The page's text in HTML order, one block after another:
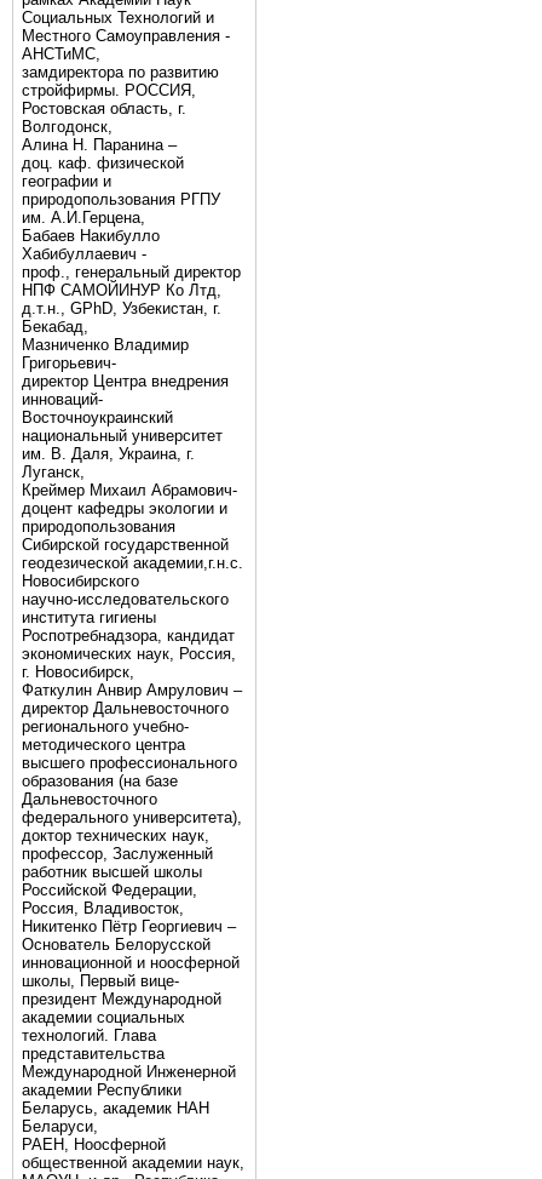
Социальных Технологий и
Местного Самоуправления -
АНСТиМС,
замдиректора по развитию
стройфирмы. РОССИЯ,
Ростовская область, г.
Волгодонск,
Алина Н. Паранина –
доц. каф. физической
географии и
природопользования РГПУ
им. А.И.Герцена,
Бабаев Накибулло
Хабибуллаевич -
проф., генеральный директор
НПФ САМОЙИНУР Ко Лтд,
д.т.н., GPhD, Узбекистан, г.
Бекабад,
Мазниченко Владимир
Григорьевич-
директор Центра внедрения
инноваций-
Восточноукраинский
национальный университет
им. В. Даля, Украина, г.
Луганск,
Креймер Михаил Абрамович-
доцент кафедры экологии и
природопользования
Сибирской государственной
геодезической академии,г.н.с.
Новосибирского
научно-исследовательского
института гигиены
Роспотребнадзора, кандидат
экономических наук, Россия,
г. Новосибирск,
Фаткулин Анвир Амрулович –
директор Дальневосточного
регионального учебно-
методического центра
высшего профессионального
образования (на базе
Дальневосточного
федерального университета),
доктор технических наук,
профессор, Заслуженный
работник высшей школы
Российской Федерации,
Россия, Владивосток,
Никитенко Пётр Георгиевич –
Основатель Белорусской
инновационной и ноосферной
школы, Первый вице-
президент Международной
академии социальных
технологий. Глава
представительства
Международной Инженерной
академии Республики
Беларусь, академик НАН
Беларуси,
РАЕН, Ноосферной
общественной академии наук,